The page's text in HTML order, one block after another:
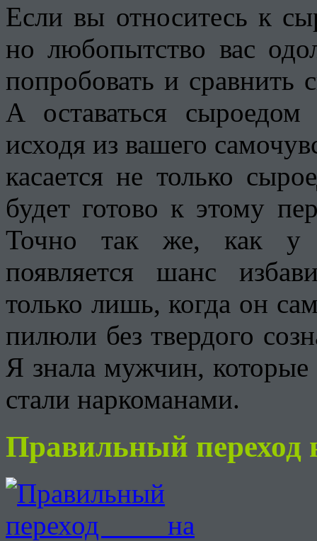
Если вы относитесь к
но любопытство вас
попробовать и сравнить
А оставаться
исходя из вашего
касается не только
будет готово к этому
Точно так же, как у
появляется шанс
только лишь, когда он
пилюли без твердого
Я знала мужчин, которые
стали наркоманами.
Правильный переход